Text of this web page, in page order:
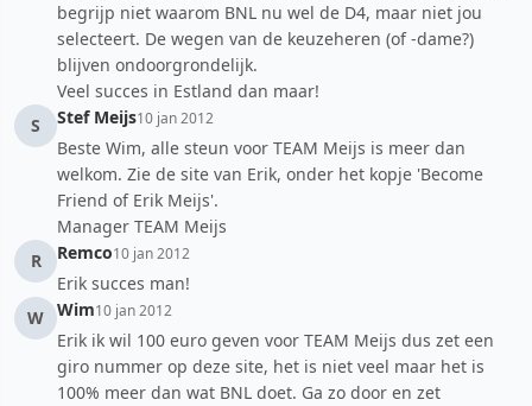
begrijp niet waarom BNL nu wel de D4, maar niet jou
selecteert. De wegen van de keuzeheren (of -dame?)
blijven ondoorgrondelijk.
Veel succes in Estland dan maar!
S
Stef Meijs10 jan 2012
Beste Wim, alle steun voor TEAM Meijs is meer dan
welkom. Zie de site van Erik, onder het kopje 'Become
Friend of Erik Meijs'.
Manager TEAM Meijs
R
Remco10 jan 2012
Erik succes man!
W Wim10 jan 2012
Erik ik wil 100 euro geven voor TEAM Meijs dus zet een
giro nummer op deze site, het is niet veel maar het is
100% meer dan wat BNL doet. Ga zo door en zet